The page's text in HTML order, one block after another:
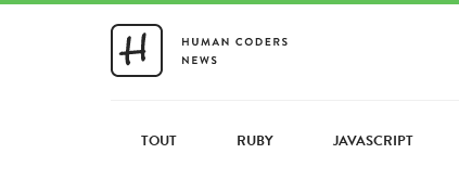
TOUT RUBY JAVASCRIPT